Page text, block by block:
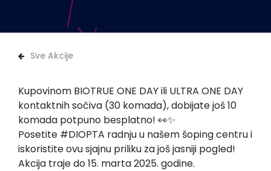
Sve Akcije
Kupovinom BIOTRUE ONE DAY ili ULTRA ONE DAY
kontaktnih sočiva (30 komada), dobijate još 10
komada potpuno besplatno! 👀✨
Posetite #DIOPTA radnju u našem šoping centru i
iskoristite ovu sjajnu priliku za još jasniji pogled!
Akcija traje do 15. marta 2025. godine.